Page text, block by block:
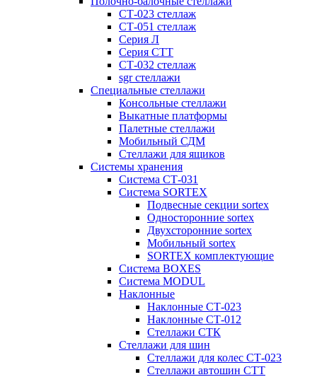
СТ-023 стеллаж
СТ-051 стеллаж
Серия Л
Серия СТТ
СТ-032 стеллаж
sgr стеллажи
Специальные стеллажи
Консольные стеллажи
Выкатные платформы
Палетные стеллажи
Мобильный СДМ
Стеллажи для ящиков
Системы хранения
Система СТ-031
Система SORTEX
Подвесные секции sortex
Односторонние sortex
Двухсторонние sortex
Мобильный sortex
SORTEX комплектующие
Система BOXES
Система MODUL
Наклонные
Наклонные СТ-023
Наклонные СТ-012
Стеллажи СТК
Стеллажи для шин
Стеллажи для колес СТ-023
Стеллажи автошин СТТ